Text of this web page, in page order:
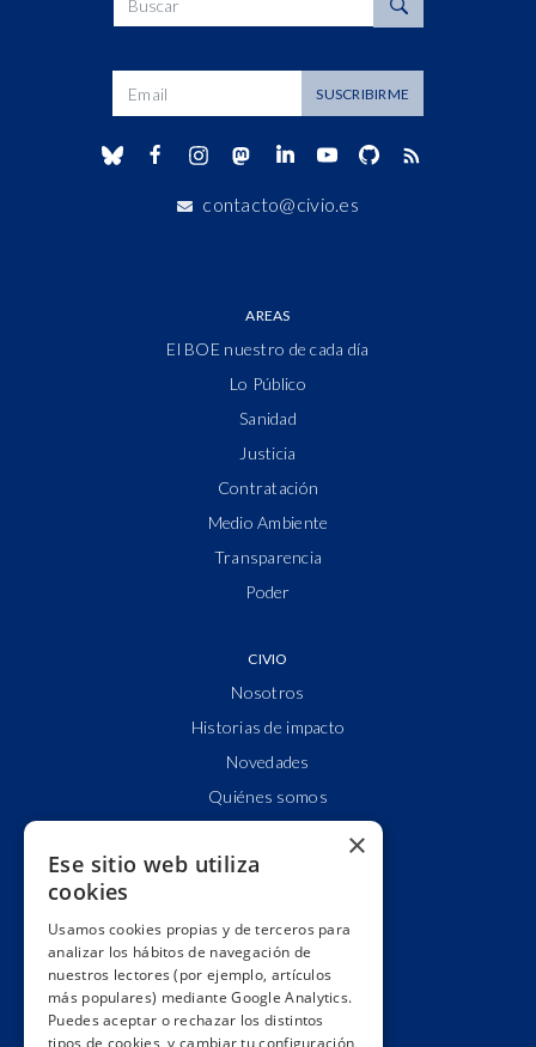
SUSCRIBIRME
contacto@civio.es
AREAS
El BOE nuestro de cada día
Lo Público
Sanidad
Justicia
Contratación
Medio Ambiente
Transparencia
Poder
CIVIO
Nosotros
Historias de impacto
Novedades
Quiénes somos
Alianzas y redes
Impacto
Premios
Formación
Código ético
×
Ese sitio web utiliza
cookies
Usamos cookies propias y de terceros para
analizar los hábitos de navegación de
nuestros lectores (por ejemplo, artículos
más populares) mediante Google Analytics.
Puedes aceptar o rechazar los distintos
tipos de cookies, y cambiar tu configuración